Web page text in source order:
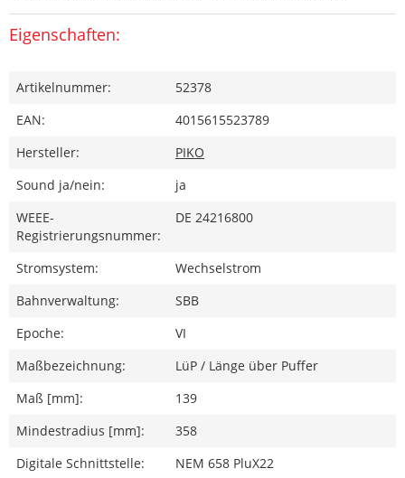
Eigenschaften:
Artikelnummer:
52378
EAN:
4015615523789
Hersteller:
PIKO
Sound ja/nein:
ja
WEEE-
Registrierungsnummer:
DE 24216800
Stromsystem:
Wechselstrom
Bahnverwaltung:
SBB
Epoche:
VI
Maßbezeichnung:
LüP / Länge über Puffer
Maß [mm]:
139
Mindestradius [mm]:
358
Digitale Schnittstelle:
NEM 658 PluX22